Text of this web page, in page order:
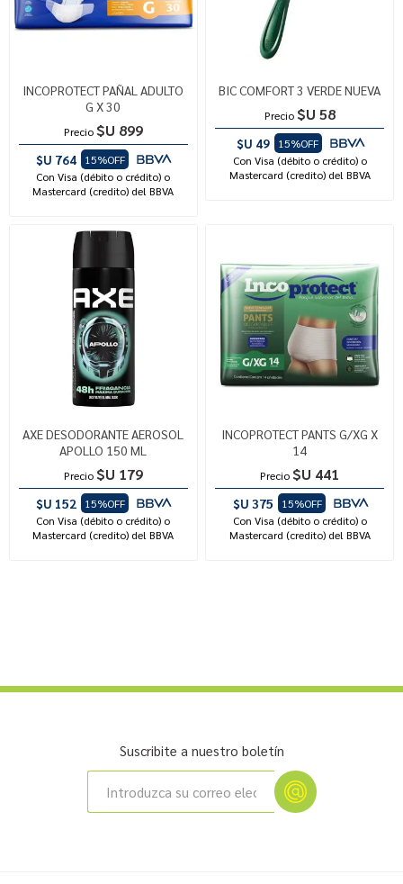
INCOPROTECT PAÑAL ADULTO
G X 30
Precio $U 899
$U 764
15%OFF
Con Visa (débito o crédito) o
Mastercard (credito) del BBVA
BIC COMFORT 3 VERDE NUEVA
Precio $U 58
$U 49
15%OFF
Con Visa (débito o crédito) o
Mastercard (credito) del BBVA
AXE DESODORANTE AEROSOL
APOLLO 150 ML
Precio $U 179
$U 152
15%OFF
Con Visa (débito o crédito) o
Mastercard (credito) del BBVA
INCOPROTECT PANTS G/XG X
14
Precio $U 441
$U 375
15%OFF
Con Visa (débito o crédito) o
Mastercard (credito) del BBVA
Suscribite a nuestro boletín